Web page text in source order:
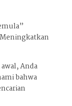
Anda
bahwa